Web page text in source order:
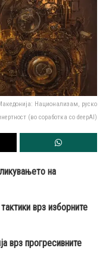
Национализам, руско
(во соработка со deepAI)
на
врз изборните
врз прогресивните